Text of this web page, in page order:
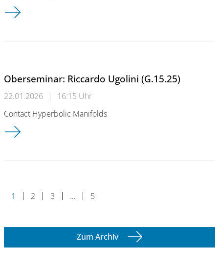
Oberseminar: Tobias Harz (G.15.25)
Oberseminar: Riccardo Ugolini (G.15.25)
22.01.2026 |
16:15 Uhr
Contact Hyperbolic Manifolds
Oberseminar: Riccardo Ugolini (G.15.25)
1 2 3 … 5
Zum Archiv